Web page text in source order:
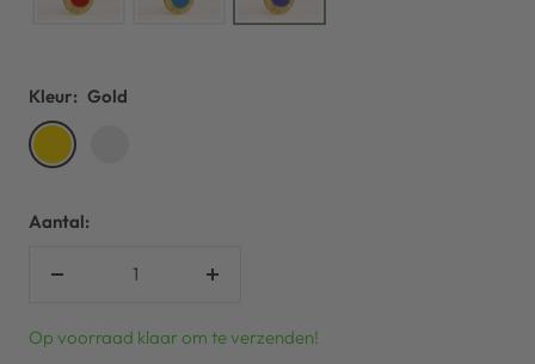
Kleur: Gold
Gold
Aantal:
Verhoog
Op voorraad klaar om te verzenden!